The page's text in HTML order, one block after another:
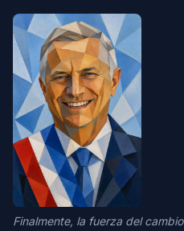
Finalmente, la fuerza del cambio